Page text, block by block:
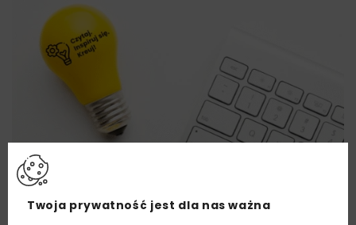
Twoja prywatność jest dla nas ważna